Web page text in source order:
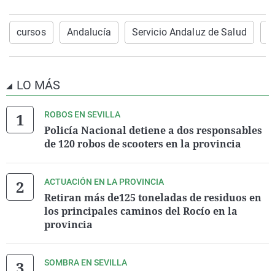
cursos Andalucía Servicio Andaluz de Salud
LO MÁS
ROBOS EN SEVILLA
Policía Nacional detiene a dos responsables
de 120 robos de scooters en la provincia
ACTUACIÓN EN LA PROVINCIA
Retiran más de125 toneladas de residuos en
los principales caminos del Rocío en la
provincia
SOMBRA EN SEVILLA